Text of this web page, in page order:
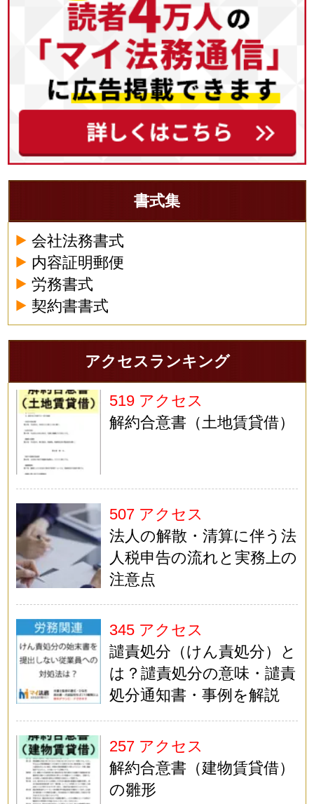
書式集
会社法務書式
内容証明郵便
労務書式
契約書書式
アクセスランキング
519 アクセス
解約合意書（土地賃貸借）
507 アクセス
法人の解散・清算に伴う法
人税申告の流れと実務上の
注意点
345 アクセス
譴責処分（けん責処分）と
は？譴責処分の意味・譴責
処分通知書・事例を解説
257 アクセス
解約合意書（建物賃貸借）
の雛形